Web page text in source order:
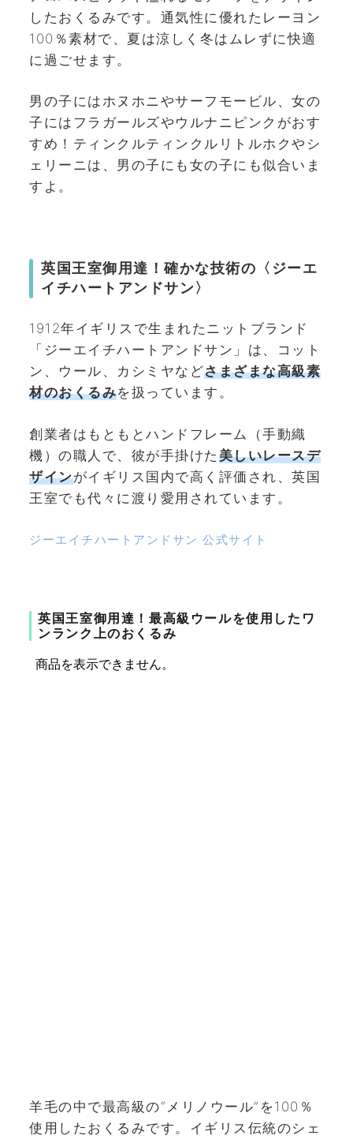
したおくるみです。通気性に優れたレーヨン
100％素材で、夏は涼しく冬はムレずに快適
に過ごせます。
男の子にはホヌホニやサーフモービル、女の
子にはフラガールズやウルナニピンクがおす
すめ！ティンクルティンクルリトルホクやシ
ェリーニは、男の子にも女の子にも似合いま
すよ。
英国王室御用達！確かな技術の〈ジーエ
イチハートアンドサン〉
1912年イギリスで生まれたニットブランド
「ジーエイチハートアンドサン」は、コット
ン、ウール、カシミヤなどさまざまな高級素
材のおくるみを扱っています。
創業者はもともとハンドフレーム（手動織
機）の職人で、彼が手掛けた 美しいレースデ
ザインがイギリス国内で高く評価され、英国
王室でも代々に渡り愛用されています。
ジーエイチハートアンドサン 公式サイト
英国王室御用達！最高級ウールを使用したワ
ンランク上のおくるみ
羊毛の中で最高級の“メリノウール”を100％
使用したおくるみです。イギリス伝統のシェ